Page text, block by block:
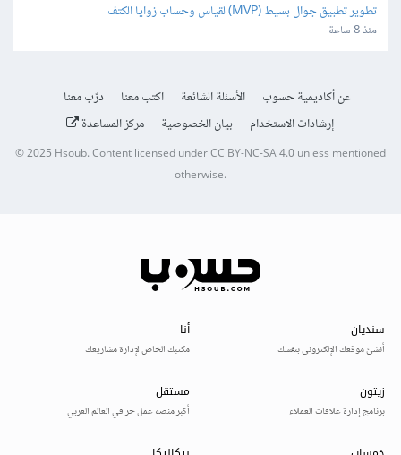
تطوير تطبيق جوال بسيط (MVP) لقياس وحساب زوايا الكتف
منذ 8 ساعة
عن أكاديمية حسوب الأسئلة الشائعة اكتب معنا
درّب معنا
إرشادات الاستخدام
بيان الخصوصية مركز المساعدة
© 2025 Hsoub.Content licensed underCC BY-NC-SA 4.0unless mentioned
otherwise.